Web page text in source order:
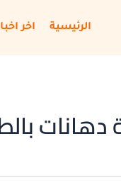
الرئيسية اخر